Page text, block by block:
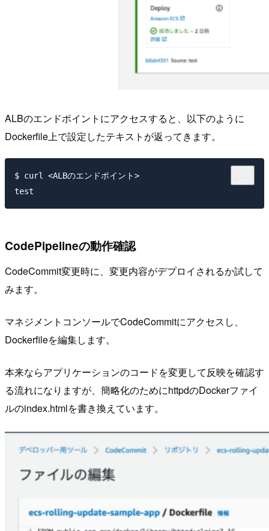
ALBのエンドポイントにアクセスすると、以下のように
Dockerfile上で設定したテキストが返ってきます。
$ curl <ALBのエンドポイント>
CodePipelineの動作確認
CodeCommit変更時に、変更内容がデプロイされるか試して
みます。
マネジメントコンソールでCodeCommitにアクセスし、
Dockerfileを編集します。
本来ならアプリケーションのコードを変更して反映を確認す
る流れになりますが、簡略化のためにhttpdのDockerファイ
ルのindex.htmlを書き換えています。